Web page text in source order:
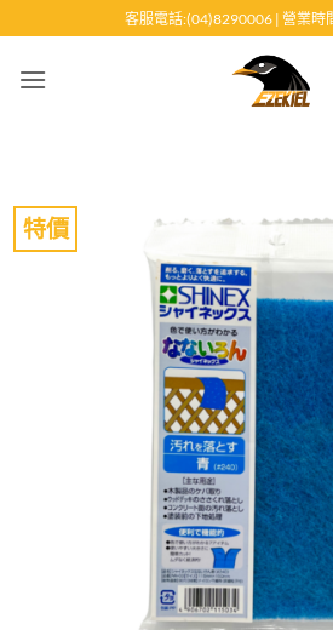
至
客服電話:(04)8290006 | 營業時
特價